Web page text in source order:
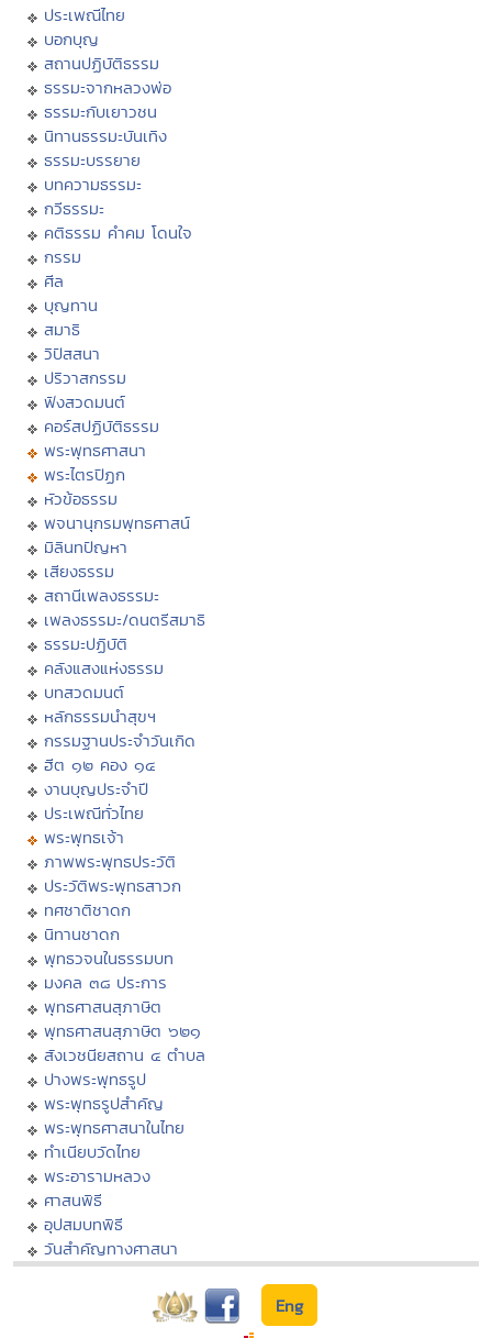
ประเพณีไทย
บอกบุญ
สถานปฏิบัติธรรม
ธรรมะจากหลวงพ่อ
ธรรมะกับเยาวชน
นิทานธรรมะบันเทิง
ธรรมะบรรยาย
บทความธรรมะ
กวีธรรมะ
คติธรรม คำคม โดนใจ
กรรม
ศีล
บุญทาน
สมาธิ
วิปัสสนา
ปริวาสกรรม
ฟังสวดมนต์
คอร์สปฏิบัติธรรม
พระพุทธศาสนา
พระไตรปิฏก
หัวข้อธรรม
พจนานุกรมพุทธศาสน์
มิลินทปัญหา
เสียงธรรม
สถานีเพลงธรรมะ
เพลงธรรมะ/ดนตรีสมาธิ
ธรรมะปฏิบัติ
คลังแสงแห่งธรรม
บทสวดมนต์
หลักธรรมนำสุขฯ
กรรมฐานประจำวันเกิด
ฮีต ๑๒ คอง ๑๔
งานบุญประจำปี
ประเพณีทั่วไทย
พระพุทธเจ้า
ภาพพระพุทธประวัติ
ประวัติพระพุทธสาวก
ทศชาติชาดก
นิทานชาดก
พุทธวจนในธรรมบท
มงคล ๓๘ ประการ
พุทธศาสนสุภาษิต
พุทธศาสนสุภาษิต ๖๒๑
สังเวชนียสถาน ๔ ตำบล
ปางพระพุทธรูป
พระพุทธรูปสำคัญ
พระพุทธศาสนาในไทย
ทำเนียบวัดไทย
พระอารามหลวง
ศาสนพิธี
อุปสมบทพิธี
วันสำคัญทางศาสนา
Eng